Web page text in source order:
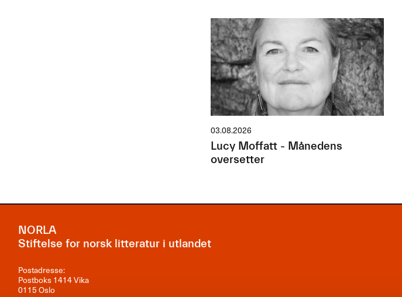
03.08.2026
Lucy Moffatt - Månedens
oversetter
NORLA
Stiftelse for norsk litteratur i utlandet
Postadresse:
Postboks 1414 Vika
0115 Oslo